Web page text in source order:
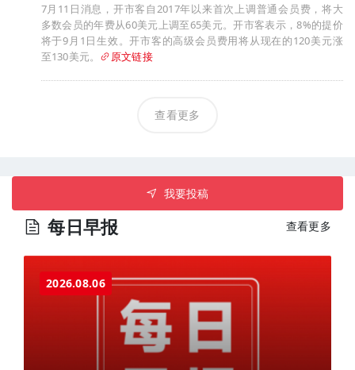
7月11日消息，开市客自2017年以来首次上调普通会员费，将大
多数会员的年费从60美元上调至65美元。开市客表示，8%的提价
将于9月1日生效。开市客的高级会员费用将从现在的120美元涨
至130美元。
原文链接
查看更多
我要投稿
每日早报 查看更多
2026.08.06